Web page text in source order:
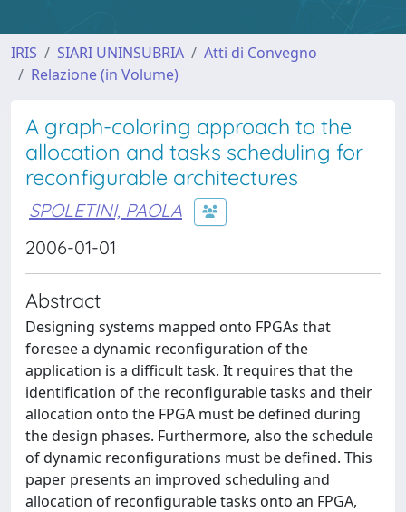
IRIS SIARI UNINSUBRIA
Atti di Convegno
Relazione (in Volume)
A graph-coloring approach to the
allocation and tasks scheduling for
reconfigurable architectures
SPOLETINI, PAOLA
2006-01-01
Abstract
Designing systems mapped onto FPGAs that
foresee a dynamic reconfiguration of the
application is a difficult task. It requires that the
identification of the reconfigurable tasks and their
allocation onto the FPGA must be defined during
the design phases. Furthermore, also the schedule
of dynamic reconfigurations must be defined. This
paper presents an improved scheduling and
allocation of reconfigurable tasks onto an FPGA,